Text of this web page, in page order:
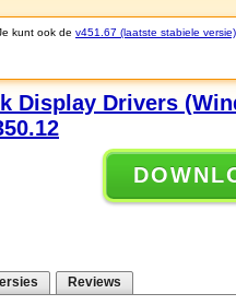
kunt ook de v451.67 (laatste stabiele versie)
Display Drivers
Reviews